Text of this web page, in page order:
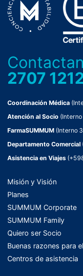
2707
Coordinación Médica
Atención al Socio
FarmaSUMMUM (Interno
Departamento Comercial
Asistencia en Viajes
Misión y Visión
Planes
SUMMUM Corporate
SUMMUM Family
Quiero ser Socio
Buenas razones para
Centros de asistencia